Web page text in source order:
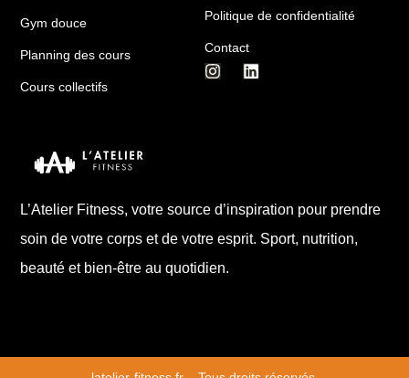
L’Atelier Fitness, votre source d’inspiration pour prendre
soin de votre corps et de votre esprit. Sport, nutrition,
beauté et bien-être au quotidien.
Politique de confidentialité
Contact
Gym douce
Planning des cours
Cours collectifs